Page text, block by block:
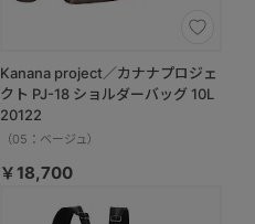
Kanana project／カナナプロジェ
クト PJ-18 ショルダーバッグ 10L
20122
（05：ベージュ）
￥18,700